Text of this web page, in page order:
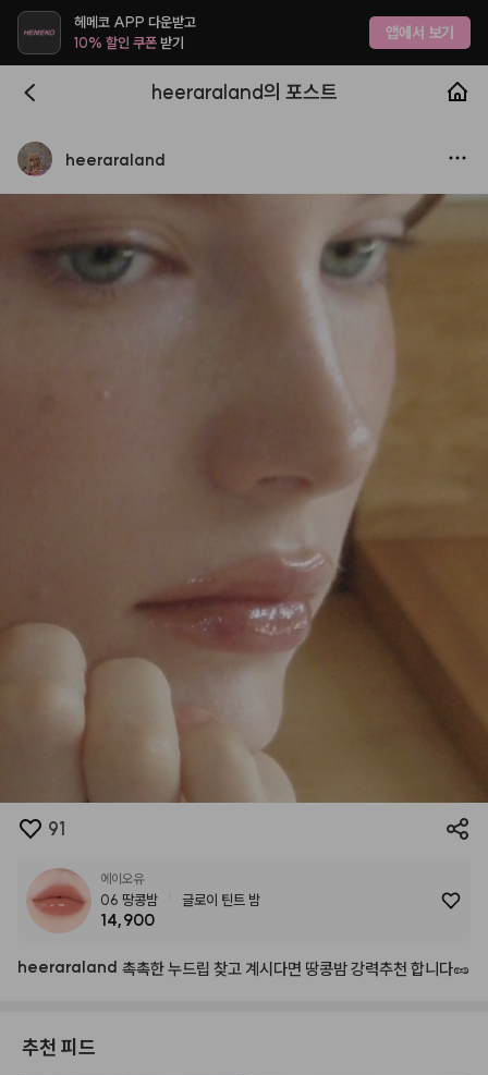
헤메코 APP 다운받고
10% 할인 쿠폰받기 앱에서 보기
heeraraland의 포스트
heeraraland
91
에이오유
06 땅콩밤 글로이 틴트 밤
14,900
heeraraland 촉촉한누드립 찾고 계시다면 땅콩밤강력추천 합니다🥜
추천 피드